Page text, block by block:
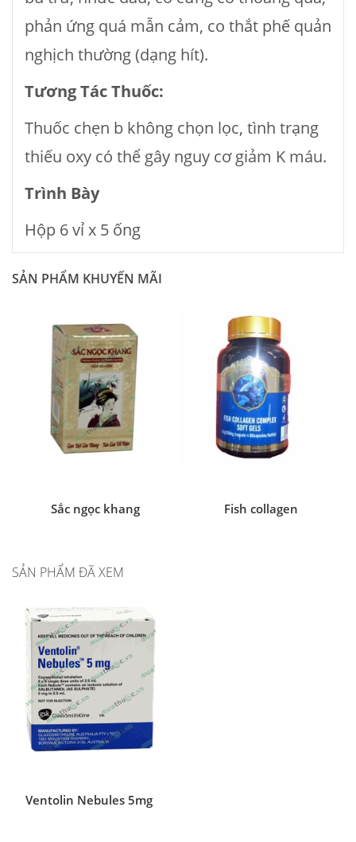
phản ứng quá mẫn cảm, co thắt phế quản
nghịch thường (dạng hít).
Tương Tác Thuốc:
Thuốc chẹn b không chọn lọc, tình trạng
thiếu oxy có thể gây nguy cơ giảm K máu.
Trình Bày
Hộp 6 vỉ x 5 ống
SẢN PHẨM KHUYẾN MÃI
Sắc ngọc khang Fish collagen
SẢN PHẨM ĐÃ XEM
Ventolin Nebules 5mg